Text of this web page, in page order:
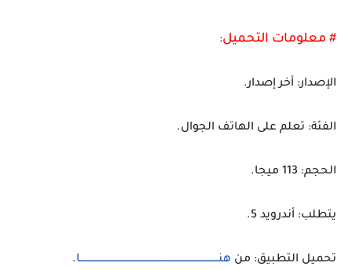
# معلومات التحميل:
الإصدار: أخر إصدار.
الفئة: تعلم على الهاتف الجوال.
الحجم: 113 ميجا.
يتطلب: أندرويد 5.
تحميل التطبيق: من هنــــــــــــــــــــــــــــــــــــــــــــــــــــــــــــــــــــــــــــــــــــــــا.